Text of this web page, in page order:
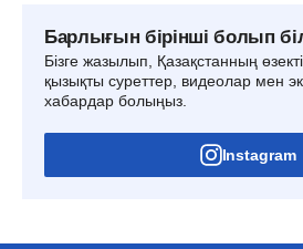
Барлығын бірінші болып
Бізге жазылып, Қазақстанның
қызықты суреттер, видеолар мен
хабардар болыңыз.
Instagram